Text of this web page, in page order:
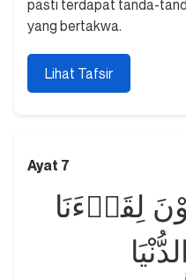
pasti terdapat tanda-
yang bertakwa.
Lihat Tafsir
Ayat 7
لِقَاۤءَنَا